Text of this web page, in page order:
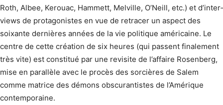
Roth, Albee, Kerouac, Hammett, Melville, O’Neill, etc.) et d’inter­
views de protagonistes en vue de retracer un aspect des
soixante dernières années de la vie politique américaine. Le
centre de cette création de six heures (qui passent finalement
très vite) est constitué par une revisite de l’affaire Rosenberg,
mise en parallèle avec le procès des sorcières de Salem
comme matrice des démons obscurantistes de l’Amérique
contemporaine.